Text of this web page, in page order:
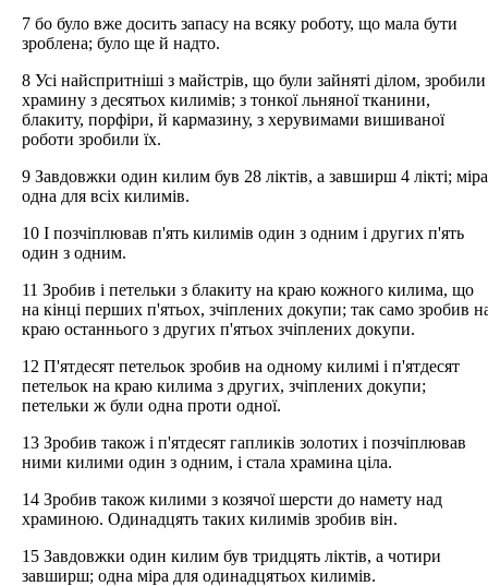
7 бо було вже досить запасу на всяку роботу, що мала бути
зроблена; було ще й надто.
8 Усі найспритніші з майстрів, що були зайняті ділом, зробили
храмину з десятьох килимів; з тонкої льняної тканини,
блакиту, порфіри, й кармазину, з херувимами вишиваної
роботи зробили їх.
9 Завдовжки один килим був 28 ліктів, а завширш 4 лікті; міра
одна для всіх килимів.
10 І позчіплював п'ять килимів один з одним і других п'ять
один з одним.
11 Зробив і петельки з блакиту на краю кожного килима, що
на кінці перших п'ятьох, зчіплених докупи; так само зробив
краю останнього з других п'ятьох зчіплених докупи.
12 П'ятдесят петельок зробив на одному килимі і п'ятдесят
петельок на краю килима з других, зчіплених докупи;
петельки ж були одна проти одної.
13 Зробив також і п'ятдесят гапликів золотих і позчіплював
ними килими один з одним, і стала храмина ціла.
14 Зробив також килими з козячої шерсти до намету над
храминою. Одинадцять таких килимів зробив він.
15 Завдовжки один килим був тридцять ліктів, а чотири
завширш; одна міра для одинадцятьох килимів.